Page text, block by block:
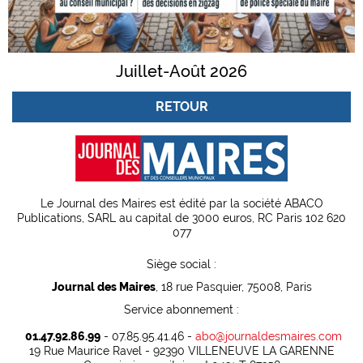
Juillet-Août 2026
RETOUR
Le Journal des Maires est édité par la société ABACO
Publications, SARL au capital de 3000 euros, RC Paris 102 620
077
Siège social :
Journal des Maires, 18 rue Pasquier, 75008, Paris
Service abonnement :
01.47.92.86.99- 07.85.95.41.46 - abo@journaldesmaires.com
19 Rue Maurice Ravel - 92390 VILLENEUVE LA GARENNE